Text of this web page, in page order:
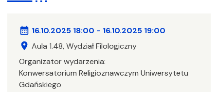
calendar_month 16.10.2025 18:00 - 16.10.2025 19:00
location_on Aula 1.48, Wydział Filologiczny
Organizator wydarzenia:
Konwersatorium Religioznawczym Uniwersytetu
Gdańskiego